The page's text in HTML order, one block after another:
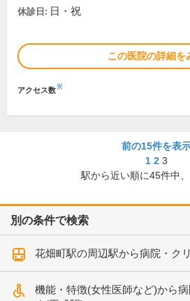
休診日: 日・祝
この医院の詳細を
アクセス数※
前の15件を表
1 2 3
駅から近い順に45件中、
別の条件で検索
花畑町駅の周辺駅から病院・ク
機能・特徴(女性医師など)から